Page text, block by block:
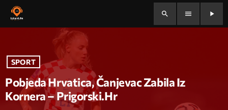
search menu play_arrow
SPORT
Pobjeda Hrvatica, Čanjevac Zabila Iz
Kornera – Prigorski.hr